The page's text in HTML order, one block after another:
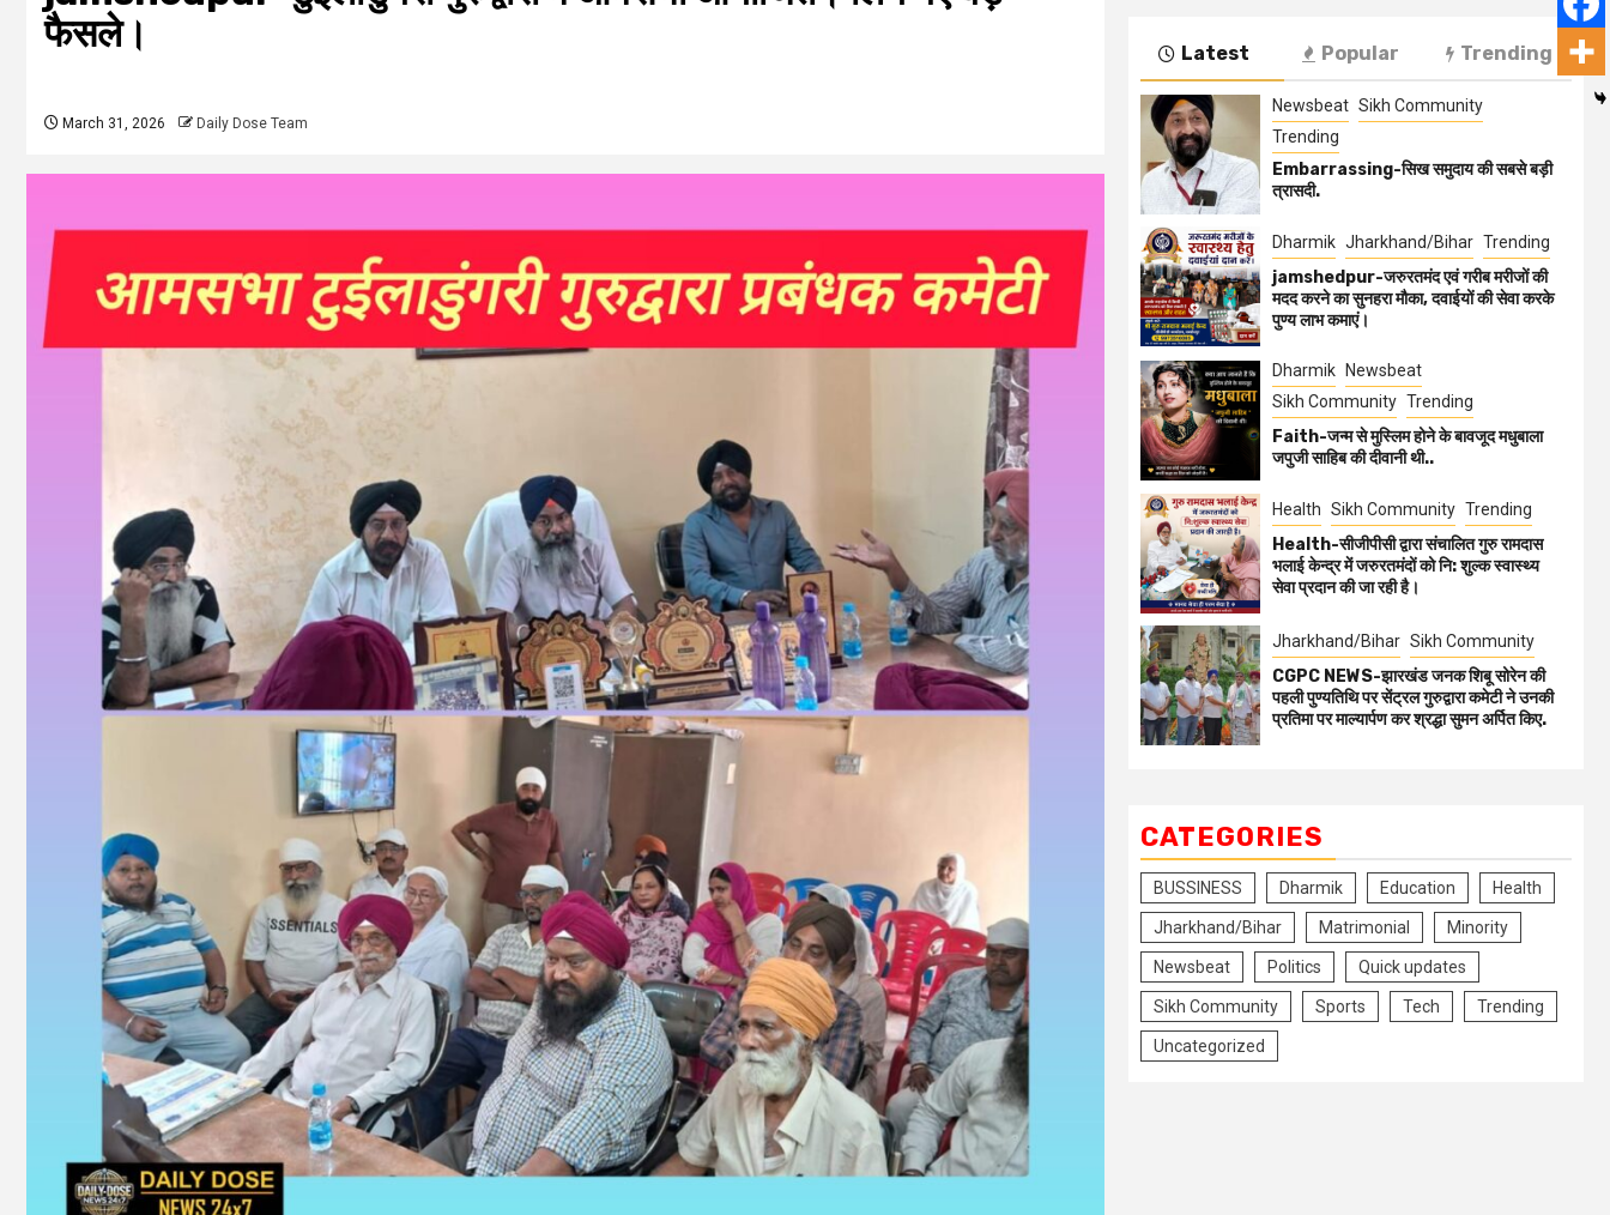
फैसले।
March 31, 2026 Daily Dose Team
Latest Popular Trending
Newsbeat Sikh Community
Trending
Embarrassing-सिख समुदाय की सबसे बड़ी
त्रासदी.
Dharmik Jharkhand/Bihar Trending
jamshedpur-जरुरतमंद एवं गरीब मरीजों की
मदद करने का सुनहरा मौका, दवाईयों की सेवा करके
पुण्य लाभ कमाएं।
Dharmik
Newsbeat
Sikh Community Trending
Faith-जन्म से मुस्लिम होने के बावजूद मधुबाला
जपुजी साहिब की दीवानी थी..
Health Sikh Community Trending
Health-सीजीपीसी द्वारा संचालित गुरु रामदास
भलाई केन्द्र में जरुरतमंदों को नि: शुल्क स्वास्थ्य
सेवा प्रदान की जा रही है।
Jharkhand/Bihar Sikh Community
CGPC NEWS-झारखंड जनक शिबू सोरेन की
पहली पुण्यतिथि पर सेंट्रल गुरुद्वारा कमेटी ने उनकी
प्रतिमा पर माल्यार्पण कर श्रद्धा सुमन अर्पित किए.
CATEGORIES
BUSSINESS Dharmik Education Health
Jharkhand/Bihar Matrimonial Minority
Newsbeat Politics Quick updates
Sikh Community Sports Tech Trending
Uncategorized